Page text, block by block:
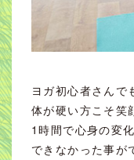
ヨガ初心者さんで
体が硬い方こそ笑
1時間で心身の変
できなかった事が